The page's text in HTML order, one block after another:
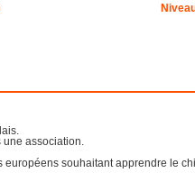
une association.
souhaitant apprendre le